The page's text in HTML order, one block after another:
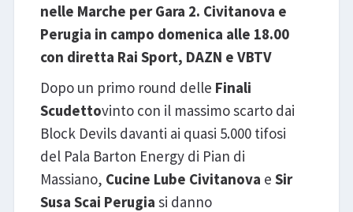
nelle Marche per Gara 2. Civitanova e
Perugia in campo domenica alle 18.00
con diretta Rai Sport, DAZN e VBTV
Dopo un primo round delle Finali
Scudettovinto con il massimo scarto dai
Block Devils davanti ai quasi 5.000 tifosi
del Pala Barton Energy di Pian di
Massiano, Cucine Lube Civitanova e Sir
Susa Scai Perugia si danno